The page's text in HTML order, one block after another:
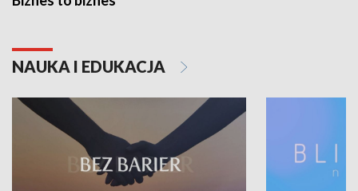
NAUKA I EDUKACJA